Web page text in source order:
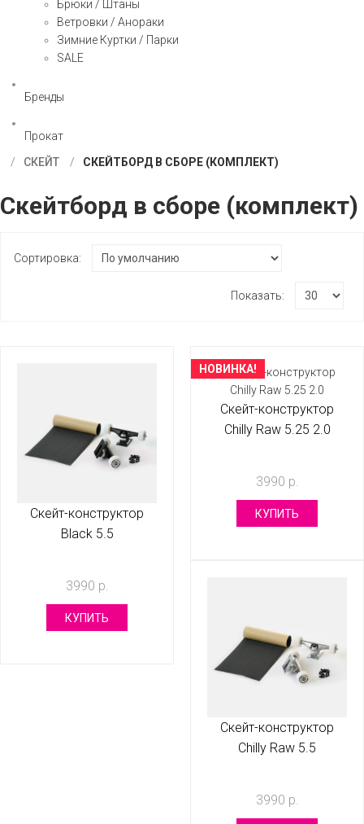
Брюки / Штаны
Ветровки / Анораки
Зимние Куртки / Парки
SALE
Бренды
Прокат
СКЕЙТ
СКЕЙТБОРД В СБОРЕ (КОМПЛЕКТ)
Скейтборд в сборе (комплект)
Сортировка:
Показать:
Скейт-конструктор
Black 5.5
3990 р.
КУПИТЬ
НОВИНКА!
Скейт-конструктор
Chilly Raw 5.25 2.0
3990 р.
КУПИТЬ
Скейт-конструктор
Chilly Raw 5.5
3990 р.